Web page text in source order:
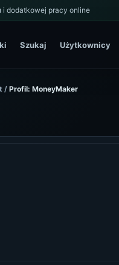
i dodatkowej pracy online
Szukaj Użytkownicy
/ Profil: MoneyMaker